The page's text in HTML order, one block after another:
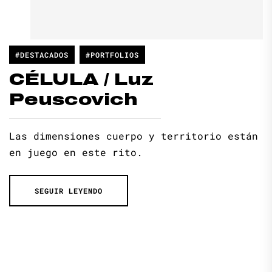
#DESTACADOS #PORTFOLIOS
CÉLULA / Luz
Peuscovich
Las dimensiones cuerpo y territorio están
en juego en este rito.
SEGUIR LEYENDO